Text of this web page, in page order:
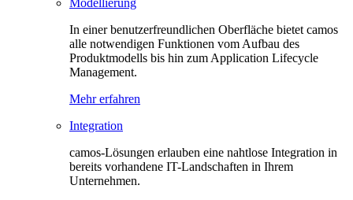
Modellierung
In einer benutzerfreundlichen Oberfläche bietet camos
alle notwendigen Funktionen vom Aufbau des
Produktmodells bis hin zum Application Lifecycle
Management.
Mehr erfahren
Integration
camos-Lösungen erlauben eine nahtlose Integration in
bereits vorhandene IT-Landschaften in Ihrem
Unternehmen.